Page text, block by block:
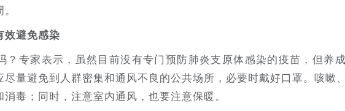
效避免感染
？专家表示，虽然目前没有专门预防肺炎支原体感染的疫苗，但养
量避免到人群密集和通风不良的公共场所，必要时戴好口罩。咳嗽
毒；同时，注意室内通风，也要注意保暖。